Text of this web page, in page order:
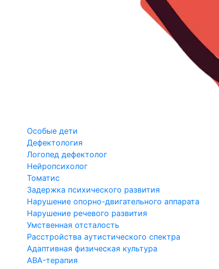
Особые дети
Дефектология
Логопед дефектолог
Нейропсихолог
Томатис
Задержка психического развития
Нарушение опорно-двигательного аппарата
Нарушение речевого развития
Умственная отсталость
Расстройства аутистического спектра
Адаптивная физическая культура
ABA-терапия